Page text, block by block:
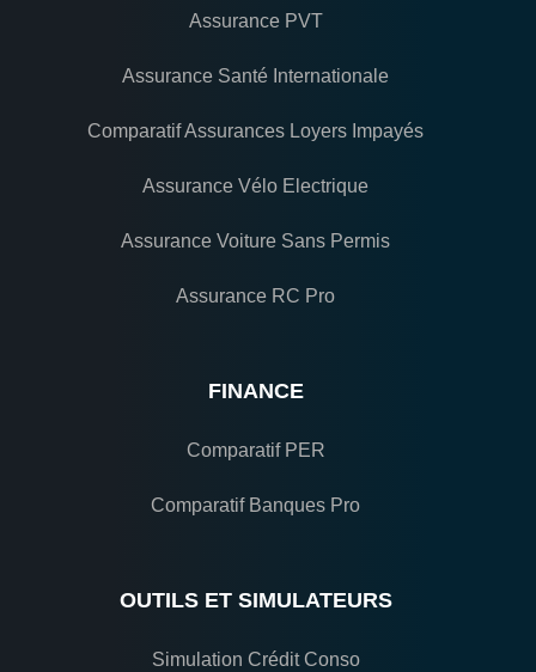
Assurance PVT
Assurance Santé Internationale
Comparatif Assurances Loyers Impayés
Assurance Vélo Electrique
Assurance Voiture Sans Permis
Assurance RC Pro
FINANCE
Comparatif PER
Comparatif Banques Pro
OUTILS ET SIMULATEURS
Simulation Crédit Conso